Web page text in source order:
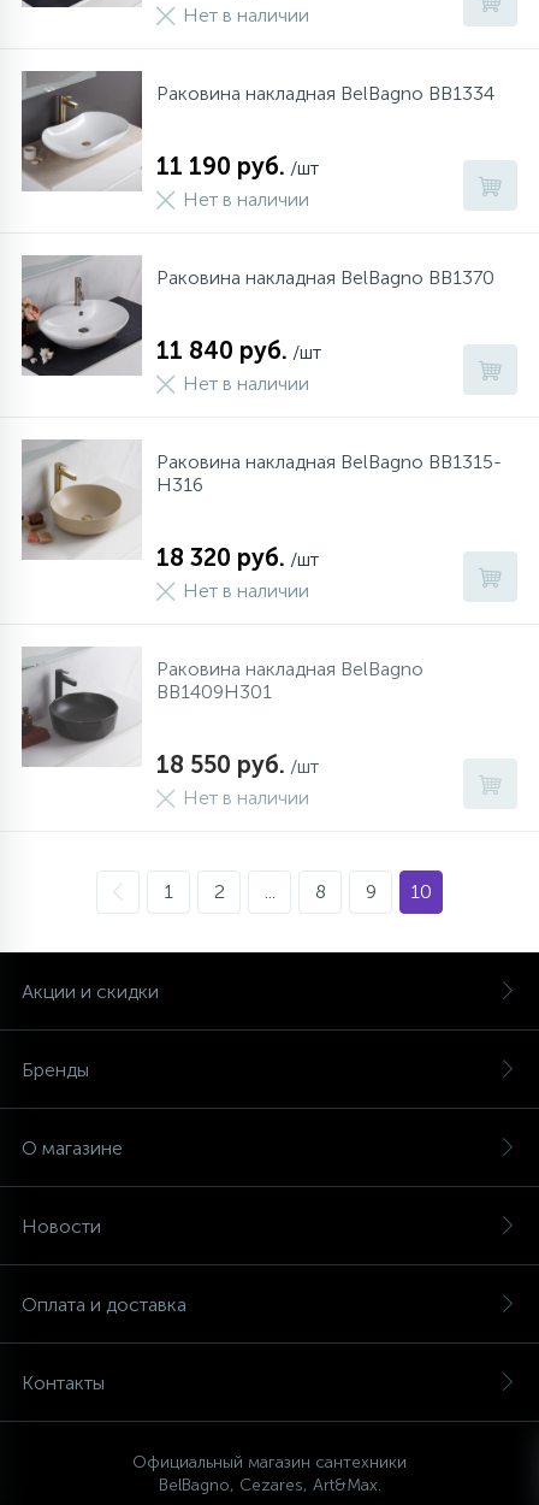
Нет в наличии
Раковина накладная BelBagno BB1334
11 190 руб. /шт
Нет в наличии
Раковина накладная BelBagno BB1370
11 840 руб. /шт
Нет в наличии
Раковина накладная BelBagno BB1315-
H316
18 320 руб. /шт
Нет в наличии
Раковина накладная BelBagno
BB1409H301
18 550 руб. /шт
Нет в наличии
1 2 ... 8 9 10
Акции и скидки
Бренды
О магазине
Новости
Оплата и доставка
Контакты
Официальный магазин сантехники
BelBagno, Cezares, Art&Max.